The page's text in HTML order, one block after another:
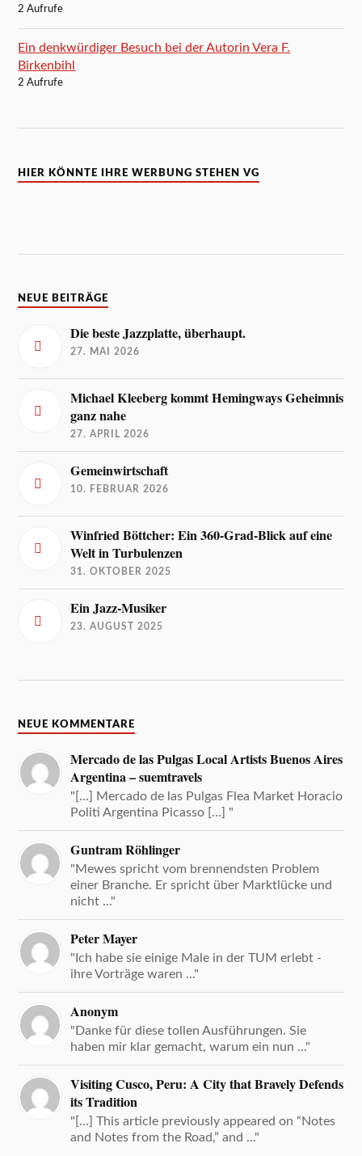
2 Aufrufe
Ein denkwürdiger Besuch bei der Autorin Vera F.
Birkenbihl
2 Aufrufe
HIER KÖNNTE IHRE WERBUNG STEHEN VG
NEUE BEITRÄGE
Die beste Jazzplatte, überhaupt.
27. MAI 2026
Michael Kleeberg kommt Hemingways Geheimnis
ganz nahe
27. APRIL 2026
Gemeinwirtschaft
10. FEBRUAR 2026
Winfried Böttcher: Ein 360-Grad-Blick auf eine
Welt in Turbulenzen
31. OKTOBER 2025
Ein Jazz-Musiker
23. AUGUST 2025
NEUE KOMMENTARE
Mercado de las Pulgas Local Artists Buenos Aires
Argentina – suemtravels
"[…] Mercado de las Pulgas Flea Market Horacio
Politi Argentina Picasso […] "
Guntram Röhlinger
"Mewes spricht vom brennendsten Problem
einer Branche. Er spricht über Marktlücke und
nicht ..."
Peter Mayer
"Ich habe sie einige Male in der TUM erlebt -
ihre Vorträge waren ..."
Anonym
"Danke für diese tollen Ausführungen. Sie
haben mir klar gemacht, warum ein nun ..."
Visiting Cusco, Peru: A City that Bravely Defends
its Tradition
"[…] This article previously appeared on “Notes
and Notes from the Road,” and ..."